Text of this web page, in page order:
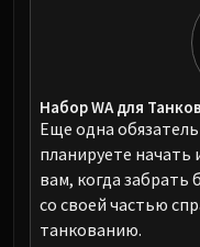
Набор WA для
Еще одна
планируете начать
вам, когда
со своей частью
танкованию.